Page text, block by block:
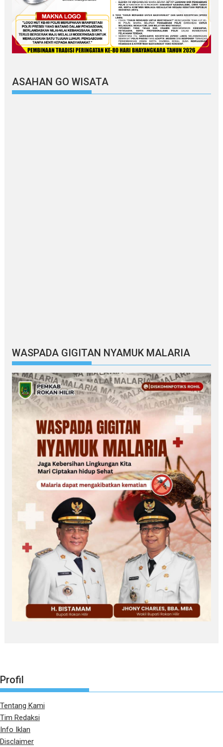
ASAHAN GO WISATA
WASPADA GIGITAN NYAMUK MALARIA
Profil
Tentang Kami
Tim Redaksi
Info Iklan
Disclaimer